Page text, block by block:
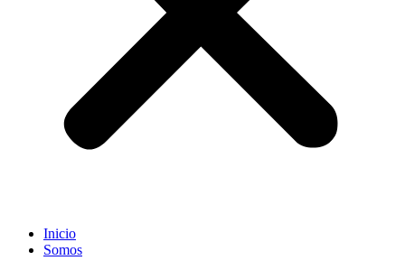
Inicio
Somos